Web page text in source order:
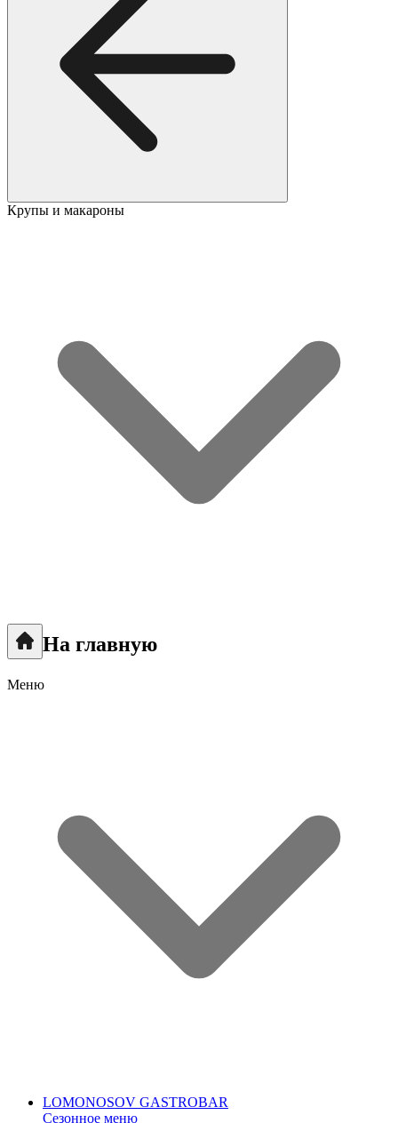
Крупы и макароны
На главную
Меню
LOMONOSOV GASTROBAR
Сезонное меню